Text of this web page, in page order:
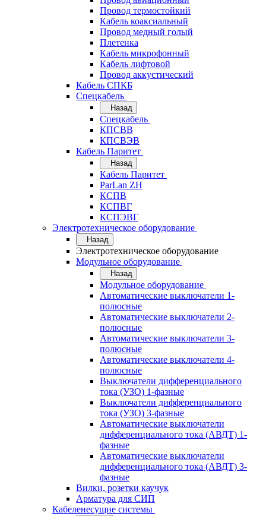
Провод термостойкий
Кабель коаксиальный
Провод медный голый
Плетенка
Кабель микрофонный
Кабель лифтовой
Провод аккустический
Кабель СПКБ
Спецкабель
Назад
Спецкабель
КПСВВ
КПСВЭВ
Кабель Паритет
Назад
Кабель Паритет
ParLan ZH
КСПВ
КСПВГ
КСПЭВГ
Электротехническое оборудование
Назад
Электротехническое оборудование
Модульное оборудование
Назад
Модульное оборудование
Автоматические выключатели 1-
полюсные
Автоматические выключатели 2-
полюсные
Автоматические выключатели 3-
полюсные
Автоматические выключатели 4-
полюсные
Выключатели дифференциального
тока (УЗО) 1-фазные
Выключатели дифференциального
тока (УЗО) 3-фазные
Автоматические выключатели
дифференциального тока (АВДТ) 1-
фазные
Автоматические выключатели
дифференциального тока (АВДТ) 3-
фазные
Вилки, розетки каучук
Арматура для СИП
Кабеленесущие системы